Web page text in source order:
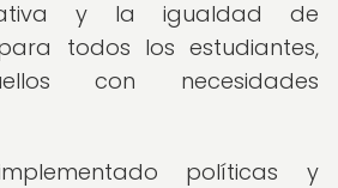
y la igualdad de
todos los estudiantes,
con necesidades
políticas y